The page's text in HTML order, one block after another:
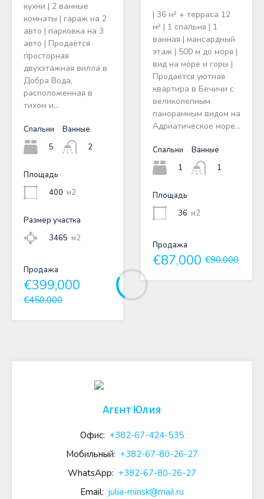
кухни | 2 ванные
комнаты | гараж на 2
авто | парковка на 3
авто | Продаётся
просторная
двухэтажная вилла в
Добра Вода,
расположенная в
тихом и…
Спальни
5
Ванные
2
Площадь
400 м2
Размер участка
3465 м2
Продажа
€399,000
€450,000
| 36 м² + терраса 12
м² | 1 спальня | 1
ванная | мансардный
этаж | 500 м до моря |
вид на море и горы |
Продаётся уютная
квартира в Бечичи с
великолепным
панорамным видом на
Адриатическое море…
Спальни
1
Ванные
1
Площадь
36 м2
Продажа
€87,000 €90,000
Агент Юлия
Офис: +382-67-424-535
Мобильный: +382-67-80-26-27
WhatsApp: +382-67-80-26-27
Email: julia-minsk@mail.ru